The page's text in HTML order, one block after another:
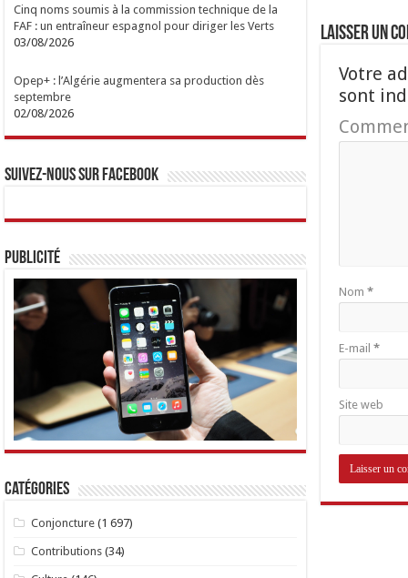
Laisser un
Votre
sont
Nom *
E-mail *
Site web
Cinq noms soumis à la commission technique de la
FAF : un entraîneur espagnol pour diriger les Verts
03/08/2026
Opep+ : l’Algérie augmentera sa production dès
septembre
02/08/2026
Suivez-nous sur Facebook
Publicité
Catégories
Conjoncture (1 697)
Contributions (34)